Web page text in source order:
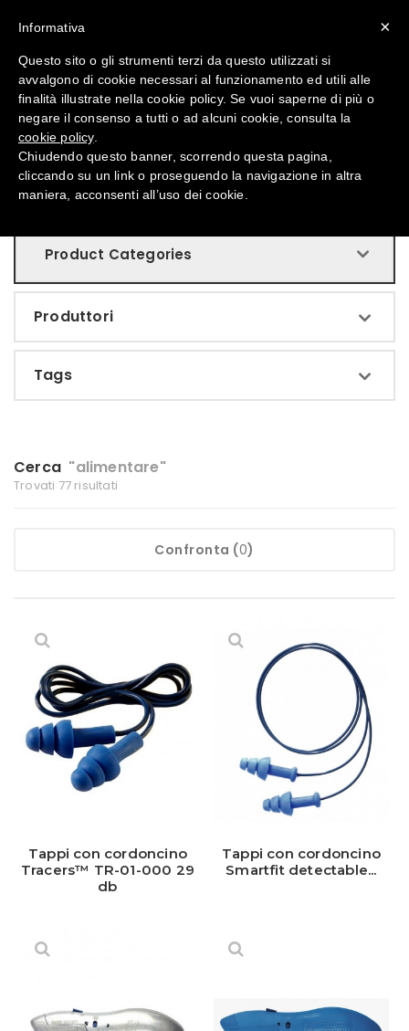
Ricerca
Home Cerca
Product Categories
Produttori
Tags
Cerca "alimentare"
Trovati 77 risultati
Confronta (0)
Tappi con cordoncino
Tracers™ TR-01-000 29
db
Tappi con cordoncino
Smartfit detectable...
×
Informativa
Questo sito o gli strumenti terzi da questo utilizzati si
avvalgono di cookie necessari al funzionamento ed utili alle
finalità illustrate nella cookie policy. Se vuoi saperne di più o
negare il consenso a tutti o ad alcuni cookie, consulta la
cookie policy.
Chiudendo questo banner, scorrendo questa pagina,
cliccando su un link o proseguendo la navigazione in altra
maniera, acconsenti all’uso dei cookie.